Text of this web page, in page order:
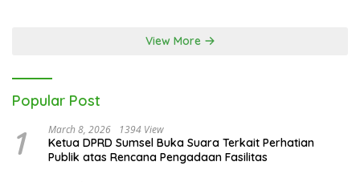
View More
Popular Post
1 March 8, 2026 1394 View
Ketua DPRD Sumsel Buka Suara Terkait Perhatian
Publik atas Rencana Pengadaan Fasilitas